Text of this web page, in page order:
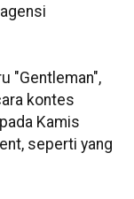
"Gentleman",
kontes
Kamis
seperti yang